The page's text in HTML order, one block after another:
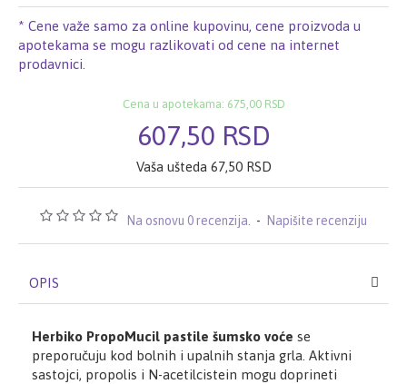
Na osnovu 0 recenzija. - Napišite recenziju
* Cene važe samo za online kupovinu, cene proizvoda u
apotekama se mogu razlikovati od cene na internet
prodavnici.
607,50 RSD
Cena u apotekama: 675,00 RSD
Vaša ušteda 67,50 RSD
OPIS
Herbiko PropoMucil pastile šumsko voće se
preporučuju kod bolnih i upalnih stanja grla. Aktivni
sastojci, propolis i N-acetilcistein mogu doprineti